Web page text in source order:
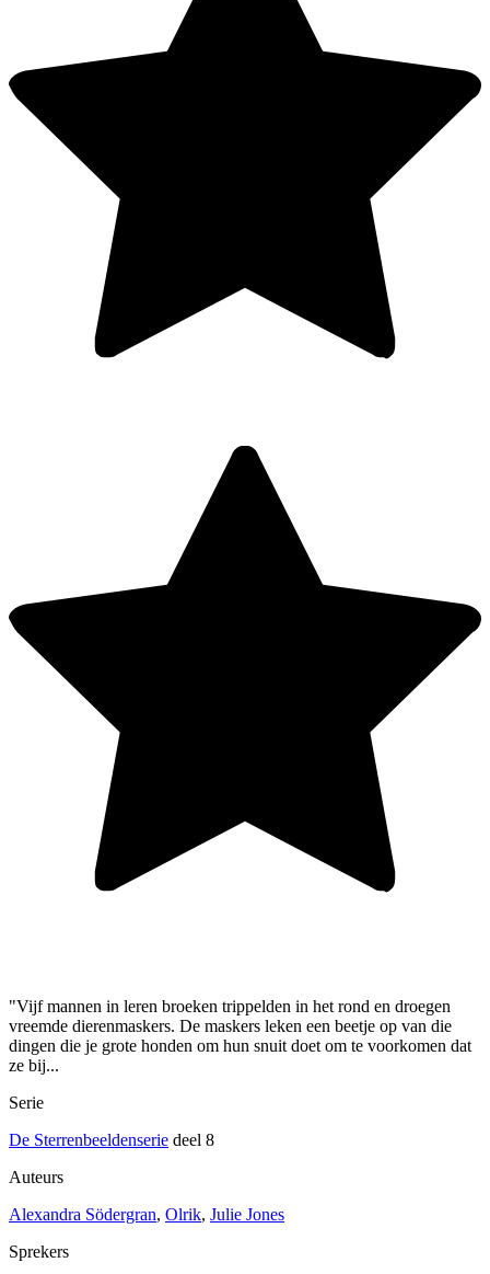
"Vijf mannen in leren broeken trippelden in het rond en droegen
vreemde dierenmaskers. De maskers leken een beetje op van die
dingen die je grote honden om hun snuit doet om te voorkomen dat
ze bij...
Serie
De Sterrenbeeldenserie deel 8
Auteurs
Alexandra Södergran, Olrik, Julie Jones
Sprekers